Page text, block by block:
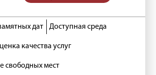
дат Доступная среда
качества услуг
свободных мест